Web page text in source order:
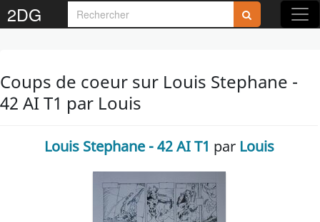
2DG
Coups de coeur sur Louis Stephane -
42 AI T1 par Louis
Louis Stephane - 42 AI T1 par Louis